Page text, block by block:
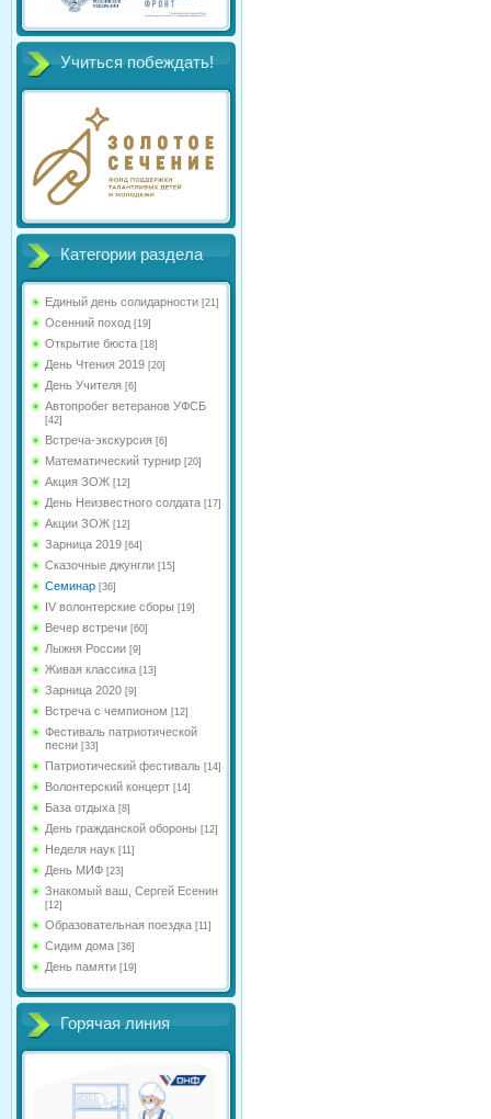
Учиться побеждать!
Категории раздела
Единый день солидарности [21]
Осенний поход [19]
Открытие бюста [18]
День Чтения 2019 [20]
День Учителя [6]
Автопробег ветеранов УФСБ
[42]
Встреча-экскурсия [6]
Математический турнир [20]
Акция ЗОЖ [12]
День Неизвестного солдата [17]
Акции ЗОЖ [12]
Зарница 2019 [64]
Сказочные джунгли [15]
Семинар [36]
IV волонтерские сборы [19]
Вечер встречи [60]
Лыжня России [9]
Живая классика [13]
Зарница 2020 [9]
Встреча с чемпионом [12]
Фестиваль патриотической
песни [33]
Патриотический фестиваль [14]
Волонтерский концерт [14]
База отдыха [8]
День гражданской обороны [12]
Неделя наук [11]
День МИФ [23]
Знакомый ваш, Сергей Есенин
[12]
Образовательная поездка [11]
Сидим дома [36]
День памяти [19]
Горячая линия